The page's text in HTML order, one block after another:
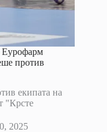
Еурофарм
против
екипата на
"Крсте
2025